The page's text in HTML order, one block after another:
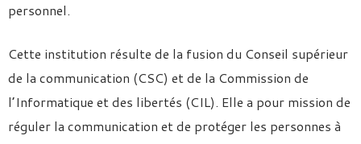
personnel.
Cette institution résulte de la fusion du Conseil supérieur
de la communication (CSC) et de la Commission de
l’Informatique et des libertés (CIL). Elle a pour mission de
réguler la communication et de protéger les personnes à